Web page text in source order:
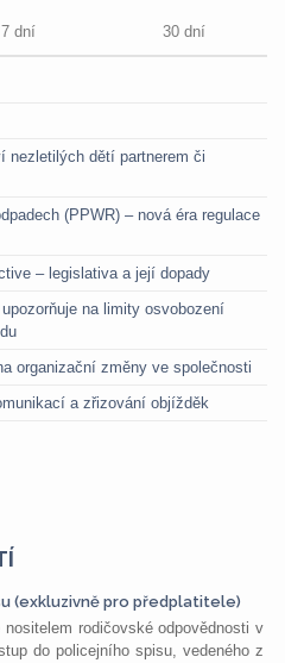
7 dní 30 dní
nezletilých dětí partnerem či
(PPWR) – nová éra regulace
– legislativa a její dopady
na limity osvobození
organizační změny ve společnosti
a zřizování objížděk
(exkluzivně pro předplatitele)
rodičovské odpovědnosti v
do policejního spisu, vedeného z